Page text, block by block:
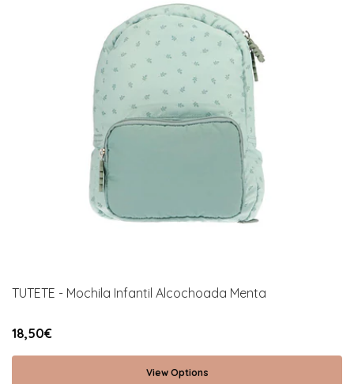
TUTETE - Mochila Infantil Alcochoada Menta
18,50€
View Options